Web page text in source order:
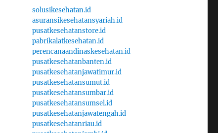
solusikesehatan.id
asuransikesehatansyariah.id
pusatkesehatanstore.id
pabrikalatkesehatan.id
perencanaandinaskesehatan.id
pusatkesehatanbanten.id
pusatkesehatanjawatimur.id
pusatkesehatansumut.id
pusatkesehatansumbar.id
pusatkesehatansumsel.id
pusatkesehatanjawatengah.id
pusatkesehatanriau.id